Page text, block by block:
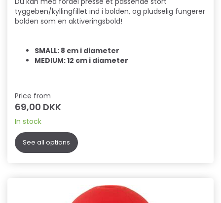
tyggeben/kyllingfillet ind i bolden, og pludselig fungerer
bolden som en aktiveringsbold!
SMALL: 8 cm i diameter
MEDIUM: 12 cm i diameter
Price from
69,00 DKK
In stock
See all options